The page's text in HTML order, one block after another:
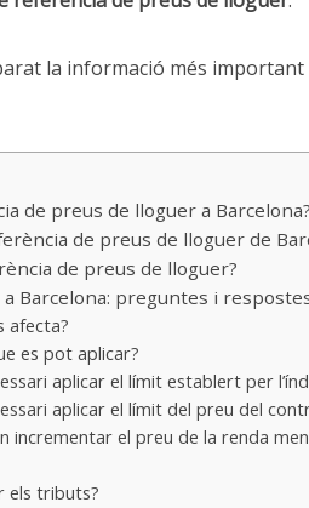
la informació més important
de preus de lloguer a Barcelona?
de preus de lloguer de
de preus de lloguer?
Barcelona: preguntes i
afecta?
es pot aplicar?
aplicar el límit establert per
aplicar el límit del preu del
incrementar el preu de la renda
els tributs?